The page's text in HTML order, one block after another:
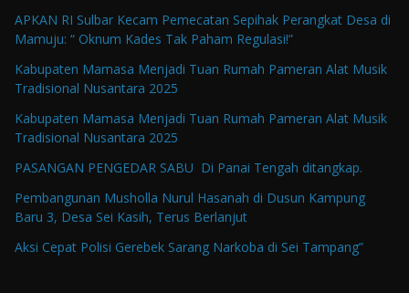
APKAN RI Sulbar Kecam Pemecatan Sepihak Perangkat Desa di
Mamuju: “ Oknum Kades Tak Paham Regulasi!”
Kabupaten Mamasa Menjadi Tuan Rumah Pameran Alat Musik
Tradisional Nusantara 2025
Kabupaten Mamasa Menjadi Tuan Rumah Pameran Alat Musik
Tradisional Nusantara 2025
PASANGAN PENGEDAR SABU Di Panai Tengah ditangkap.
Pembangunan Musholla Nurul Hasanah di Dusun Kampung
Baru 3, Desa Sei Kasih, Terus Berlanjut
Aksi Cepat Polisi Gerebek Sarang Narkoba di Sei Tampang”